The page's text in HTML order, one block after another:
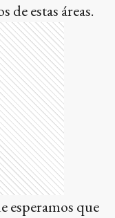
de estas áreas.
esperamos que